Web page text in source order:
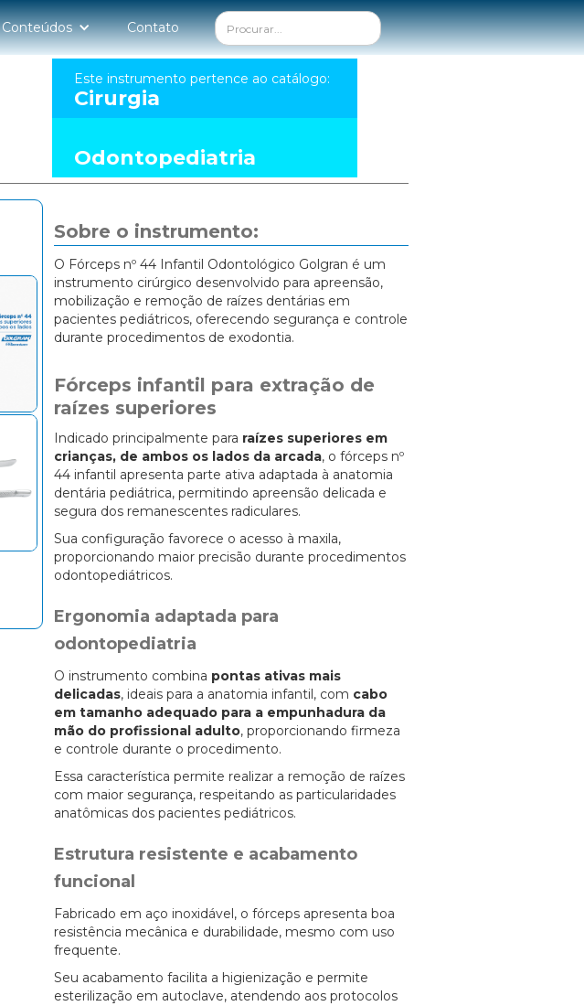
Conteúdos Contato
Este instrumento pertence ao catálogo:
Cirurgia
Odontopediatria
Sobre o instrumento:
O Fórceps nº 44 Infantil Odontológico Golgran é um
instrumento cirúrgico desenvolvido para apreensão,
mobilização e remoção de raízes dentárias em
pacientes pediátricos, oferecendo segurança e controle
durante procedimentos de exodontia.
Fórceps infantil para extração de
raízes superiores
Indicado principalmente para raízes superiores em
crianças, de ambos os lados da arcada, o fórceps nº
44 infantil apresenta parte ativa adaptada à anatomia
dentária pediátrica, permitindo apreensão delicada e
segura dos remanescentes radiculares.
Sua configuração favorece o acesso à maxila,
proporcionando maior precisão durante procedimentos
odontopediátricos.
Ergonomia adaptada para
odontopediatria
O instrumento combina pontas ativas mais
delicadas, ideais para a anatomia infantil, com cabo
em tamanho adequado para a empunhadura da
mão do profissional adulto, proporcionando firmeza
e controle durante o procedimento.
Essa característica permite realizar a remoção de raízes
com maior segurança, respeitando as particularidades
anatômicas dos pacientes pediátricos.
Estrutura resistente e acabamento
funcional
Fabricado em aço inoxidável, o fórceps apresenta boa
resistência mecânica e durabilidade, mesmo com uso
frequente.
Seu acabamento facilita a higienização e permite
esterilização em autoclave, atendendo aos protocolos